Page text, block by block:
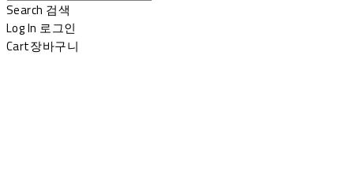
Search 검색
Log In 로그인
Cart장바구니